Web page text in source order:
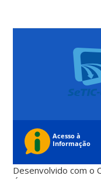
Desenvolvido com o